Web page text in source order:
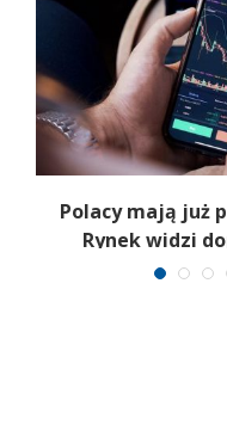
Polacy mają już
Rynek widzi